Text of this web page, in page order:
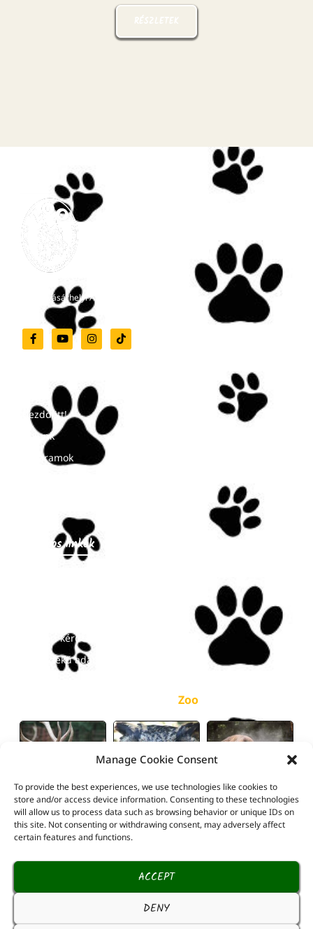
Manage Cookie Consent
To provide the best experiences, we use technologies like cookies to
store and/or access device information. Consenting to these technologies
will allow us to process data such as browsing behavior or unique IDs on
this site. Not consenting or withdrawing consent, may adversely affect
certain features and functions.
ACCEPT
DENY
RÉSZLETEK
Marosvásárhelyi Állatkert
Kezdd itt!
Rólunk
Programok
Hasznos linkek
Gyakori kérdések
Közérdekű adatok
Zoo